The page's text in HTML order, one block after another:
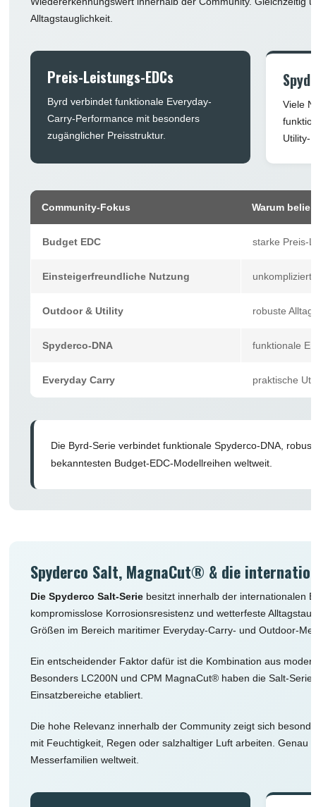
Alltagstauglichkeit.
Preis-Leistungs-EDCs
Byrd verbindet funktionale Everyday-
Carry-Performance mit besonders
zugänglicher Preisstruktur.
Viele
Utility-
Community-Fokus Warum
Budget EDC starke Preis-
Einsteigerfreundliche Nutzung
Outdoor & Utility robuste
Spyderco-DNA funktionale
Everyday Carry praktische
Die Byrd-Serie verbindet funktionale Spyderco-DNA,
bekanntesten Budget-EDC-Modellreihen weltweit.
Spyderco Salt, MagnaCut® & die
Die Spyderco Salt-Seriebesitzt innerhalb der internationalen
kompromisslose Korrosionsresistenz und wetterfeste
Größen im Bereich maritimer Everyday-Carry- und Outdoor-
Ein entscheidender Faktor dafür ist die Kombination aus
Besonders LC200N und CPM MagnaCut® haben die Salt-
Einsatzbereiche etabliert.
Die hohe Relevanz innerhalb der Community zeigt sich
mit Feuchtigkeit, Regen oder salzhaltiger Luft arbeiten.
Messerfamilien weltweit.